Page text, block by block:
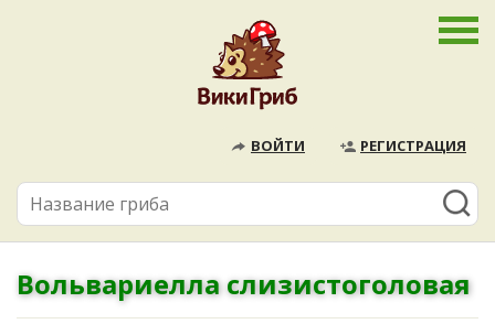
ВОЙТИ РЕГИСТРАЦИЯ
Вольвариелла слизистоголовая